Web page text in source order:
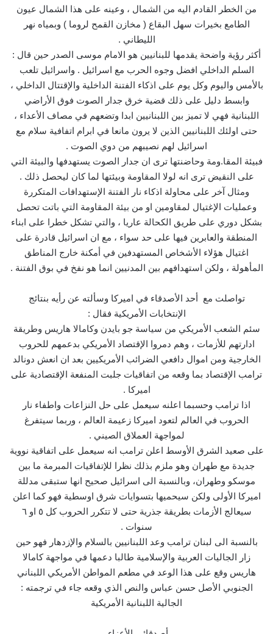
من الخطر القادم اليه من الشمال ، وعينه على هذا الشمال عيون
الطامع بخيرات سهل البقاع ( مخازن القمح لروما ) وبمياه نهر
الليطاني .
أكثر رؤية واضحة يقدمها للبنانيين هو الامام موسى الصدر حين قال :
السلم الداخلي افضل وجوه الحرب مع اسرائيل . واسرائيل تلعب
بالأمس واليوم وكل يوم على اذكاء الفتنة الداخلية والإقتتال الداخلي ،
وابسط دليل على ذلك قضية خرق جدار الصوت فوق الأراضي
اللبنانية فهي لا تميز بين اللبنانيين ابدا وتضعهم في مصاف الأعداء ،
حتى اولئك اللبنانيين الذين لا يرون مانعا في ابرام اتفافية سلام مع
اسرائيل لهم نصيبهم من دوي الصوت .
فبيئة المقا.ومة وحاضنتها ترى ان جدار الصوت يستهدفها والبيئة التي
على النقيض ترى انه لولا المقاومة وبيئتها لما كان ليحصل ذلك .
ومثال آخر على محاولة اذكاء نار الفتنة الإستهدافات المتكررة
وعمليات الإغتيال لمقاومين او من بيئة المقاومة التي باتت تحصل
بشكل دوري على طريق الكحالة عاريا ، والتي تشكل خطرا على ابناء
المنطقة والعابرين فيها على حد سواء ، مع ان اسرائيل قادرة على
اغتيال هؤلاء الأشخاص المستهدفين في أمكنة خارج المناطق
المأهولة ، ولكن استهدافهم بين المدنيين انما هو نفخ في بوق الفتنة .
تواصلت مع أحد الأصدقاء في اميركا وسألته عن رأيه بنتائج
الإنتخابات الأمريكية فقال :
سئم الشعب الأمريكي من سياسة جو بايدن وكامالا هاريس وطريقة
ادارتهم للأزمات ، وهم دمروا الإقتصاد الأمريكي بدعمهم للحروب
الخارجية ومن اموال دافعي الضرائب الأمريكيين بعد ان انعش دونالد
ترامب الإقتصاد بما وقعه من اتفاقيات جلبت المنفعة الإقتصادية على
اميركا .
اذا ترامب وحسبما اعلنه سيعمل على حل النزاعات واطفاء نار
الحروب في العالم لتعود اميركا زعيمة العالم ، وربما سيتفرغ
لمواجهة العملاق الصيني .
على صعيد الشرق الأوسط اعلن ترامب انه سيعمل على اتفاقية نووية
جديدة مع طهران وهو ملزم بذلك نظرا للإتفاقيات المبرمة ما بين
موسكو وطهران، وبالنسبة الى اسرائيل صحيح انها ستبقى مدللة
اميركا الأولى ولكن سيحميها بتسوايات شرق اوسطية فهو كما اعلن
سيعالج الأزمات بطريقة جذرية حتى لا تتكرر الحروب كل ٥ او ٦
سنوات .
بالنسبة الى لبنان ترامب وعد اللبنانيين بالسلام والإزدهار فهو حين
زار الجاليات العربية والإسلامية طالبا دعمها في مواجهة كامالا
هاريس وقع على هذا الوعد في مطعم المواطن الأمريكي اللبناني
الجنوبي الأصل حسن عباس والنص الذي وقعه جاء في ترجمته :
الجالية اللبنانية الأمريكية